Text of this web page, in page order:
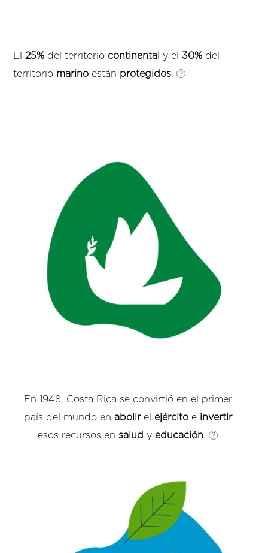
El 25% del territorio continental y el 30% del
territorio marino están protegidos. ?
En 1948, Costa Rica se convirtió en el primer
país del mundo en abolirel ejércitoe invertir
esos recursos ensalud y educación. ?